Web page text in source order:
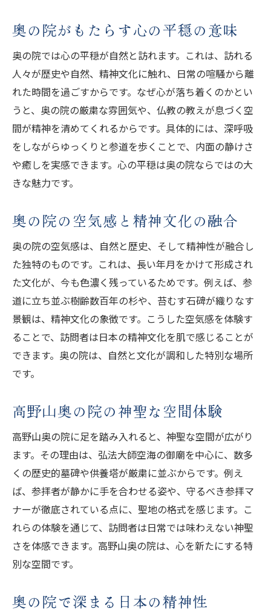
奥の院を巡る際のマナーと心得
奥の院での行動が文化理解を深める
歴史が息づく奥の院の成り立ちを探る
奥の院誕生の背景と文化の深まり
奥の院の歴史が語る日本の精神文化
奥の院の由来と文化的な価値を解説
奥の院の発展と現代文化への影響
奥の院が今に伝える歴史の重み
奥の院参拝ルートと心に響く歩き方
奥の院を歩くことで心が整う理由
奥の院の道中に見る文化の痕跡
奥の院参拝ルートの見どころ解説
奥の院で心に残る歩き方のポイント
奥の院の文化を歩きながら体感する
撮影禁止エリアの理由と奥の院の配慮
撮影禁止エリアに込められた配慮
奥の院で写真を控える文化的意義
奥の院の静謐さを守る撮影ルール
奥の院の空気感を大切にするために
奥の院を訪れる前に知りたい文化的意義
奥の院を訪問する前の文化的心得
奥の院の意義を知ることの大切さ
奥の院の文化的背景を事前に理解
奥の院の文化を知る準備と心構え
奥の院がもたらす心の平穏の意味
奥の院では心の平穏が自然と訪れます。これは、訪れる
人々が歴史や自然、精神文化に触れ、日常の喧騒から離
れた時間を過ごすからです。なぜ心が落ち着くのかとい
うと、奥の院の厳粛な雰囲気や、仏教の教えが息づく空
間が精神を清めてくれるからです。具体的には、深呼吸
をしながらゆっくりと参道を歩くことで、内面の静けさ
や癒しを実感できます。心の平穏は奥の院ならではの大
きな魅力です。
奥の院の空気感と精神文化の融合
奥の院の空気感は、自然と歴史、そして精神性が融合し
た独特のものです。これは、長い年月をかけて形成され
た文化が、今も色濃く残っているためです。例えば、参
道に立ち並ぶ樹齢数百年の杉や、苔むす石碑が織りなす
景観は、精神文化の象徴です。こうした空気感を体験す
ることで、訪問者は日本の精神文化を肌で感じることが
できます。奥の院は、自然と文化が調和した特別な場所
です。
高野山奥の院の神聖な空間体験
高野山奥の院に足を踏み入れると、神聖な空間が広がり
ます。その理由は、弘法大師空海の御廟を中心に、数多
くの歴史的墓碑や供養塔が厳粛に並ぶからです。例え
ば、参拝者が静かに手を合わせる姿や、守るべき参拝マ
ナーが徹底されている点に、聖地の格式を感じます。こ
れらの体験を通じて、訪問者は日常では味わえない神聖
さを体感できます。高野山奥の院は、心を新たにする特
別な空間です。
奥の院で深まる日本の精神性